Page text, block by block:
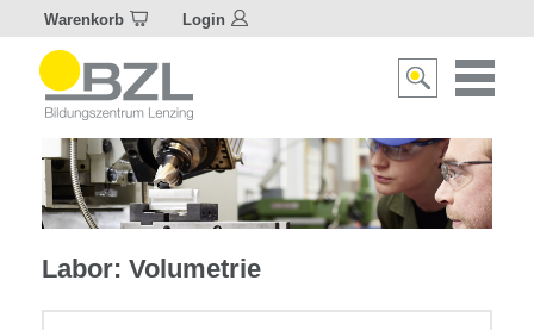
Warenkorb Login
Suche
Chemie
Labor: Volumetrie